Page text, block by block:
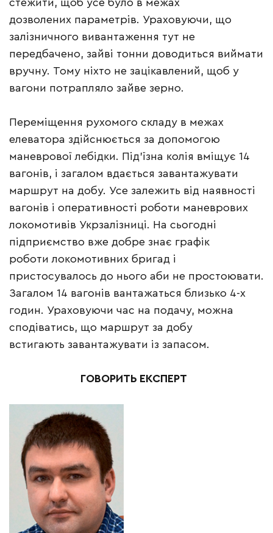
стежити, щоб усе було в межах
дозволених параметрів. Ураховуючи, що
залізничного вивантаження тут не
передбачено, зайві тонни доводиться виймати
вручну. Тому ніхто не зацікавлений, щоб у
вагони потрапляло зайве зерно.
Переміщення рухомого складу в межах
елеватора здійснюється за допомогою
маневрової лебідки. Під’їзна колія вміщує 14
вагонів, і загалом вдається завантажувати
маршрут на добу. Усе залежить від наявності
вагонів і оперативності роботи маневрових
локомотивів Укрзалізниці. На сьогодні
підприємство вже добре знає графік
роботи локомотивних бригад і
пристосувалось до нього аби не простоювати.
Загалом 14 вагонів вантажаться близько 4-х
годин. Ураховуючи час на подачу, можна
сподіватись, що маршрут за добу
встигають завантажувати із запасом.
ГОВОРИТЬ ЕКСПЕРТ